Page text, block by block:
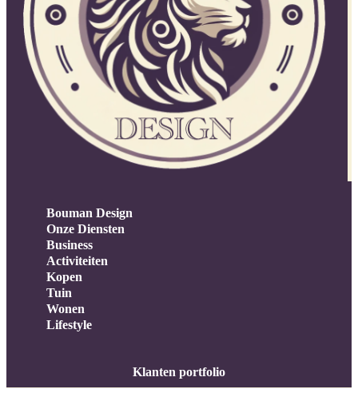
Bouman Design
Onze Diensten
Business
Activiteiten
Kopen
Tuin
Wonen
Lifestyle
Klanten portfolio